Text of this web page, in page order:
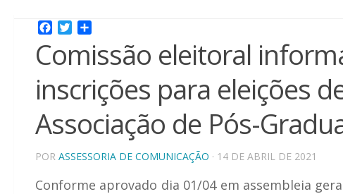
Facebook
Twitter
Comissão eleitoral
inscrições para eleições
Associação de Pós-
POR ASSESSORIA DE COMUNICAÇÃO · 14 DE ABRIL DE 2021
Conforme aprovado dia 01/04 em assembleia